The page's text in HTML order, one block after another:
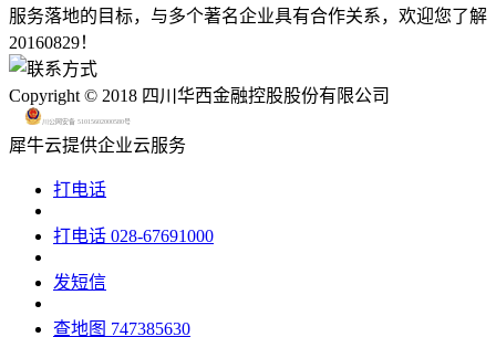
服务落地的目标，与多个著名企业具有合作关系，欢迎您了解
20160829！
Copyright © 2018 四川华西金融控股股份有限公司
川公网安备 51015602000580号
犀牛云提供企业云服务
打电话
打电话 028-67691000
发短信
查地图 747385630